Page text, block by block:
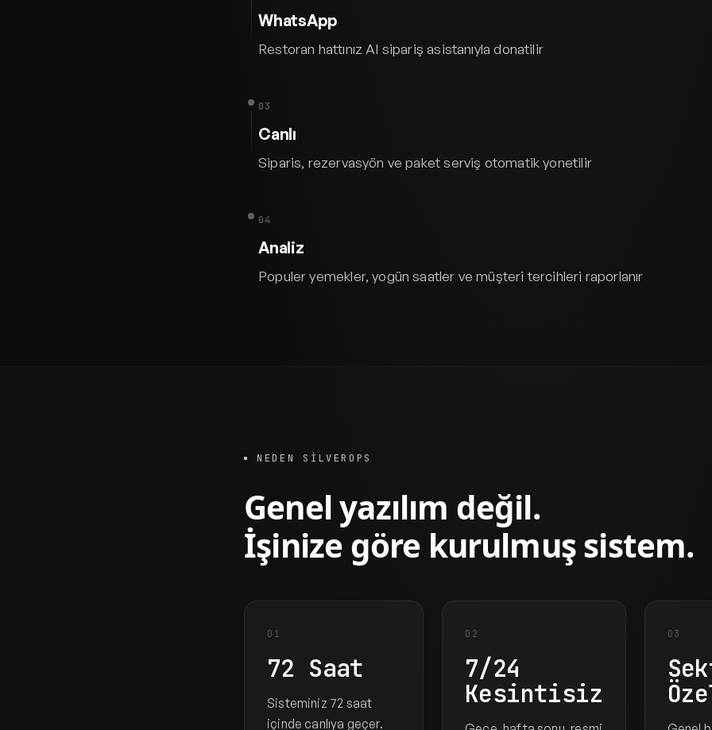
WhatsApp
Restoran hattınız AI sipariş asistanıyla donatilir
03
Canlı
Siparis, rezervasyön ve paket serviş otomatik yonetilir
04
Analiz
Populer yemekler, yogün saatler ve müşteri tercihleri raporlanır
NEDEN SILVEROPS
Genel yazılım değil.
İşinize göre kurulmuş sistem.
01
72 Saat
Sisteminiz 72 saat
içinde canlıya geçer.
02
7/24
Kesintisiz
03